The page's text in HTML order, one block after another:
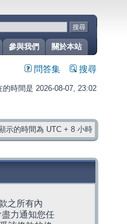
關於本站
參與我們
問答集 搜尋
的時間是 2026-08-07, 23:02
示的時間為 UTC + 8 小時
之所有內
力通知您任